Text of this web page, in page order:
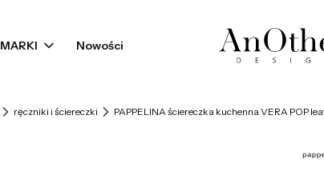
MARKI Nowości
ręczniki i ściereczki PAPPELINA ściereczka kuchenna VERA POP